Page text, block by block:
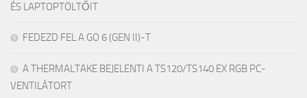
ÉS LAPTOPTÖLTŐIT
FEDEZD FEL A GO 6 (GEN II)-T
A THERMALTAKE BEJELENTI A TS120/TS140 EX RGB PC-
VENTILÁTORT